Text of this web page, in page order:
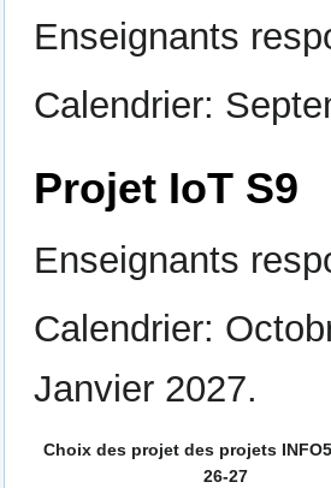
Enseignants
Calendrier:
Projet IoT S9
Enseignants
Calendrier:
Janvier 2027.
Choix des projet des projets
26-27